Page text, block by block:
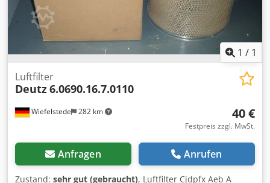
1 / 1
Wiefelstede 282 km
Luftfilter
Deutz6.0690.16.7.0110
40 €
Festpreis zzgl. MwSt.
Anfragen Anrufen
Zustand: sehr gut (gebraucht), Luftfilter Cjdpfx Aeb A